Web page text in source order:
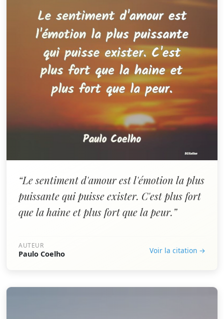
“Le sentiment d'amour est l'émotion la plus
puissante qui puisse exister. C'est plus fort
que la haine et plus fort que la peur.”
AUTEUR
Paulo Coelho Voir la citation →